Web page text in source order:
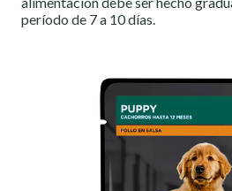
período de 7 a 10 días.